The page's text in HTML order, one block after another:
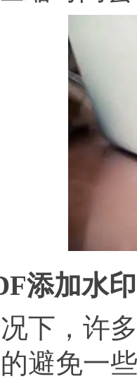
添加水
，许多
避免一